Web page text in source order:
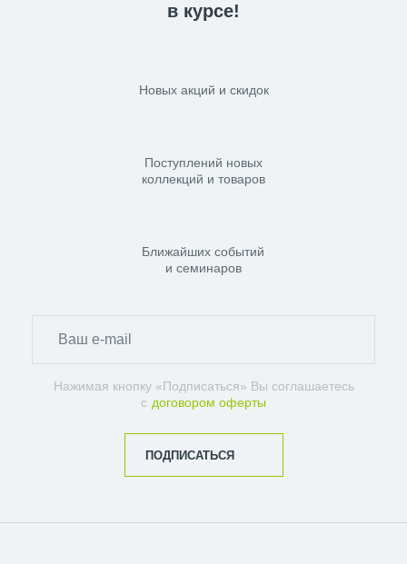
в курсе!
Новых акций и скидок
Поступлений новых
коллекций и товаров
Ближайших событий
и семинаров
Нажимая кнопку «Подписаться» Вы соглашаетесь
с договором оферты
ПОДПИСАТЬСЯ